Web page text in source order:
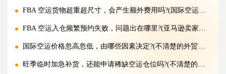
FBA 空运货物超重超尺寸，会产生额外费用吗?(国际空运干货知识分享)
FBA 空运入仓频繁预约失败，问题出在哪里?(亚马逊卖家请注意)
国际空运价格忽高忽低，由哪些因素决定?(不清楚的外贸人看过来)
旺季临时加急补货，还能申请稀缺空运仓位吗?(不清楚的外贸人看过来)